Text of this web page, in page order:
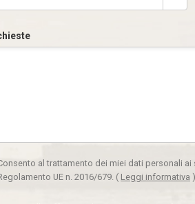
al trattamento dei miei dati personali ai
UE n. 2016/679. ( Leggi informativa )